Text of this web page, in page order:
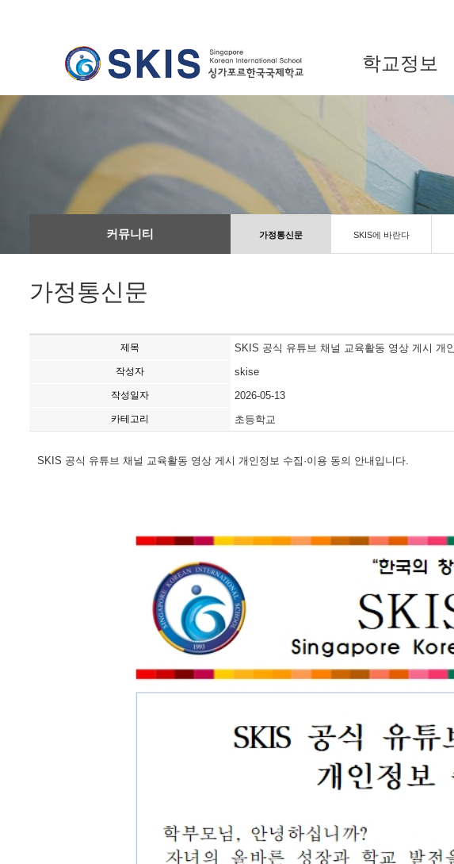
학교정보
커뮤니티 가정통신문 SKIS에 바란다
가정통신문
제목 SKIS 공식 유튜브 채널 교육활동 영상 게시 개
작성자 skise
작성일자 2026-05-13
카테고리 초등학교
SKIS 공식 유튜브 채널 교육활동 영상 게시 개인정보 수집·이용 동의 안내입니다.